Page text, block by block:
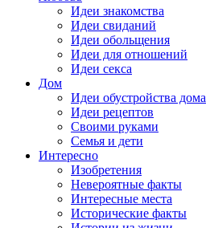
Идеи знакомства
Идеи свиданий
Идеи обольщения
Идеи для отношений
Идеи секса
Дом
Идеи обустройства дома
Идеи рецептов
Своими руками
Семья и дети
Интересно
Изобретения
Невероятные факты
Интересные места
Исторические факты